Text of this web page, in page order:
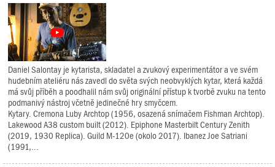
Daniel Salontay je kytarista, skladatel a zvukový experimentátor a ve svém
hudebním ateliéru nás zavedl do světa svých neobvyklých kytar, která každá
má svůj příběh a poodhalil nám svůj originální přístup k tvorbě zvuku na tento
podmanivý nástroj včetně jedinečné hry smyčcem.
Kytary. Cremona Luby Archtop (1956, osazená snímačem Fishman Archtop).
Lakewood A38 custom built (2012). Epiphone Masterbilt Century Zenith
(2019, 1930 Replica). Guild M-120e (okolo 2017). Ibanez Joe Satriani
(1991,...